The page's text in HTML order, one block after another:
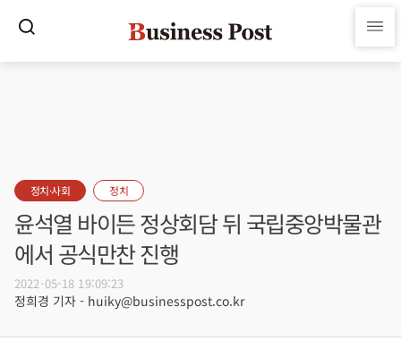
정치·사회 정치
윤석열 바이든 정상회담 뒤 국립중앙박물관
에서 공식만찬 진행
2022-05-18 19:09:23
정희경 기자 - huiky@businesspost.co.kr